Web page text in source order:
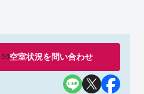
空室状況を問い合わせ